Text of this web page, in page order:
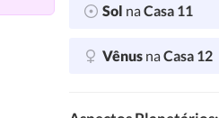
Sol naCasa 11
Vênus naCasa 12